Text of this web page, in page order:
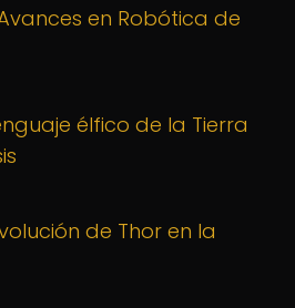
en Robótica de
élfico de la Tierra
de Thor en la